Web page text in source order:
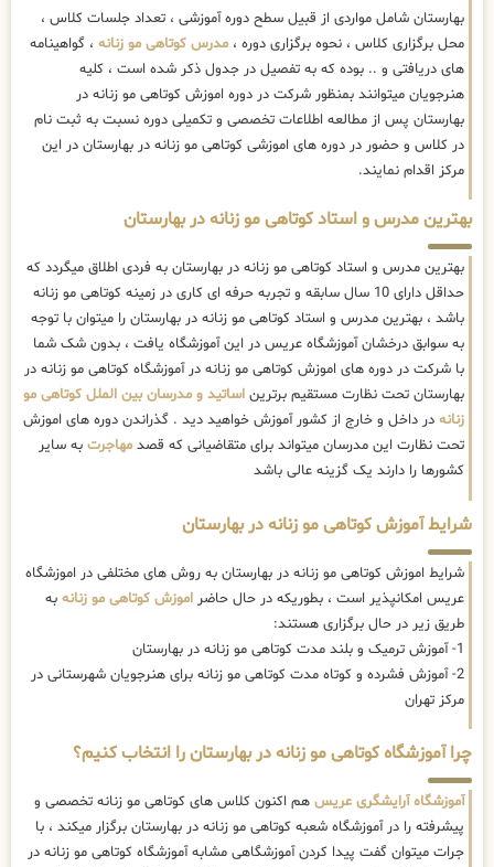
بهارستان شامل مواردی از قبیل سطح دوره آموزشی ، تعداد جلسات کلاس ،
محل برگزاری کلاس ، نحوه برگزاری دوره ، مدرس کوتاهی مو زنانه ، گواهینامه
های دریافتی و .. بوده که به تفصیل در جدول ذکر شده است ، کلیه
هنرجویان میتوانند بمنظور شرکت در دوره اموزش کوتاهی مو زنانه در
بهارستان پس از مطالعه اطلاعات تخصصی و تکمیلی دوره نسبت به ثبت نام
در کلاس و حضور در دوره های اموزشی کوتاهی مو زنانه در بهارستان در این
مرکز اقدام نمایند.
بهترین مدرس و استاد کوتاهی مو زنانه در بهارستان
بهترین مدرس و استاد کوتاهی مو زنانه در بهارستان به فردی اطلاق میگردد که
حداقل دارای 10 سال سابقه و تجربه حرفه ای کاری در زمینه کوتاهی مو زنانه
باشد ، بهترین مدرس و استاد کوتاهی مو زنانه در بهارستان را میتوان با توجه
به سوابق درخشان آموزشگاه عریس در این آموزشگاه یافت ، بدون شک شما
با شرکت در دوره های اموزش کوتاهی مو زنانه در آموزشگاه کوتاهی مو زنانه در
بهارستان تحت نظارت مستقیم برترین اساتید و مدرسان بین الملل کوتاهی مو
زنانه در داخل و خارج از کشور آموزش خواهید دید . گذراندن دوره های اموزش
تحت نظارت این مدرسان میتواند برای متقاضیانی که قصد مهاجرت به سایر
کشورها را دارند یک گزینه عالی باشد
شرایط آموزش کوتاهی مو زنانه در بهارستان
شرایط اموزش کوتاهی مو زنانه در بهارستان به روش های مختلفی در اموزشگاه
عریس امکانپذیر است ، بطوریکه در حال حاضر اموزش کوتاهی مو زنانه به
طریق زیر در حال برگزاری هستند:
1- آموزش ترمیک و بلند مدت کوتاهی مو زنانه در بهارستان
2- آموزش فشرده و کوتاه مدت کوتاهی مو زنانه برای هنرجویان شهرستانی در
مرکز تهران
چرا آموزشگاه کوتاهی مو زنانه در بهارستان را انتخاب کنیم؟
آموزشگاه آرایشگری عریس هم اکنون کلاس های کوتاهی مو زنانه تخصصی و
پیشرفته را در آموزشگاه شعبه کوتاهی مو زنانه در بهارستان برگزار میکند ، با
جرات میتوان گفت پیدا کردن آموزشگاهی مشابه آموزشگاه کوتاهی مو زنانه در